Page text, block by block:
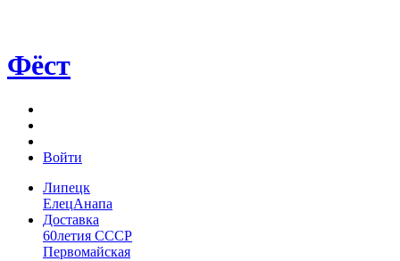
Фёст
Войти
Липецк
ЕлецАнапа
Доставка
60летия СССР
Первомайская